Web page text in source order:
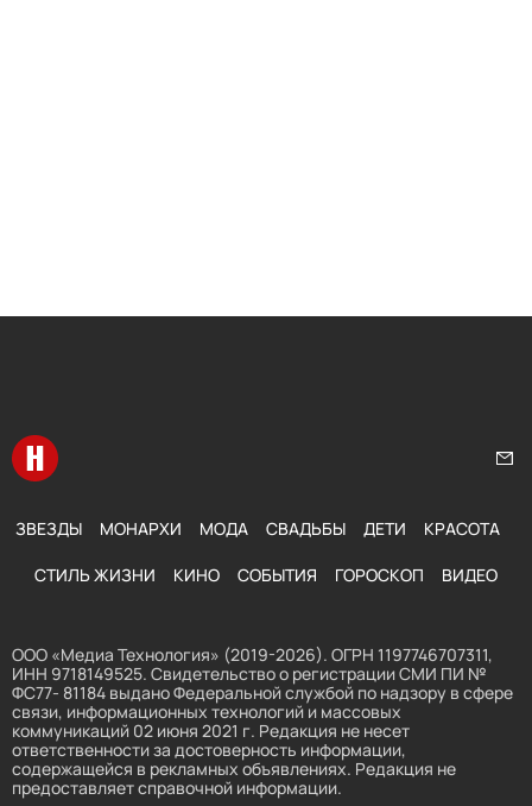
Перейти на главную
ЗВЕЗДЫ МОНАРХИ МОДА СВАДЬБЫ ДЕТИ КРАСОТА
СТИЛЬ ЖИЗНИ КИНО СОБЫТИЯ ГОРОСКОП ВИДЕО
ООО «Медиа Технология» (2019-2026). ОГРН 1197746707311,
ИНН 9718149525. Свидетельство о регистрации СМИ ПИ №
ФС77- 81184 выдано Федеральной службой по надзору в сфере
связи, информационных технологий и массовых
коммуникаций 02 июня 2021 г. Редакция не несет
ответственности за достоверность информации,
содержащейся в рекламных объявлениях. Редакция не
предоставляет справочной информации.